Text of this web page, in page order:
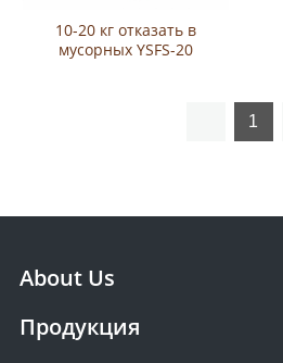
10-20 кг отказать в
мусорных YSFS-20
1
About Us
Продукция